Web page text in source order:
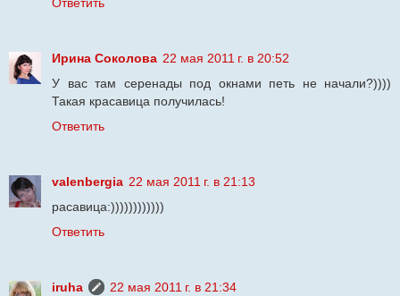
Ответить
Ирина Соколова 22 мая 2011 г. в 20:52
У вас там серенады под окнами петь не начали?))))
Такая красавица получилась!
Ответить
valenbergia 22 мая 2011 г. в 21:13
расавица:))))))))))))
Ответить
iruha
22 мая 2011 г. в 21:34